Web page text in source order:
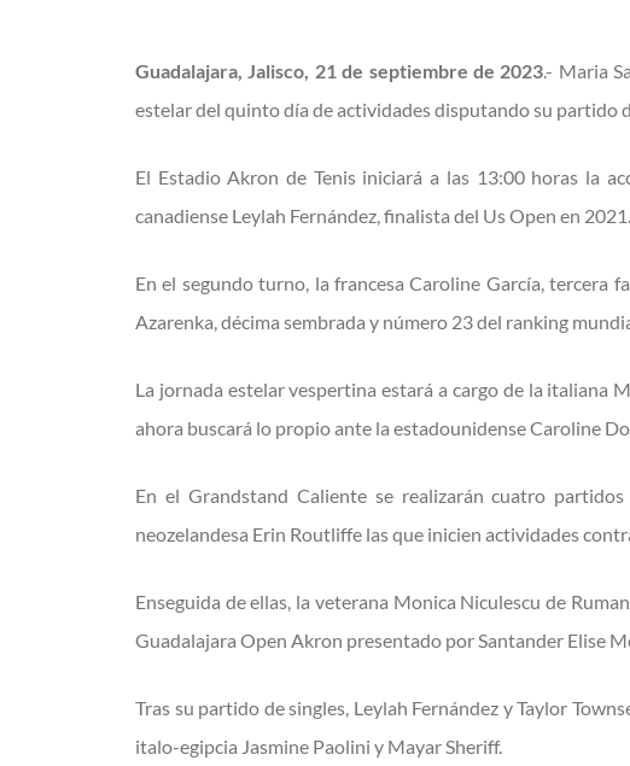
Guadalajara, Jalisco, 21 de septiembre de 2023.- Maria
estelar del quinto día de actividades disputando su partido
El Estadio Akron de Tenis iniciará a las 13:00 horas la
canadiense Leylah Fernández, finalista del Us Open en 2021.
En el segundo turno, la francesa Caroline García,
Azarenka, décima sembrada y número 23 del ranking
La jornada estelar vespertina estará a cargo de la italiana
ahora buscará lo propio ante la estadounidense Caroline
En el Grandstand Caliente se realizarán cuatro
neozelandesa Erin Routliffe las que inicien actividades
Enseguida de ellas, la veterana Monica Niculescu de
Guadalajara Open Akron presentado por Santander Elise
Tras su partido de singles, Leylah Fernández y Taylor
italo-egipcia Jasmine Paolini y Mayar Sheriff.